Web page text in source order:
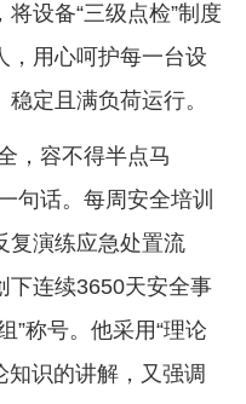
设备“三级点检”制度
，用心呵护每一台设
定且满负荷运行。
，容不得半点马
句话。每周安全培训
复演练应急处置流
下连续3650天安全事
”称号。他采用“理论
知识的讲解，又强调